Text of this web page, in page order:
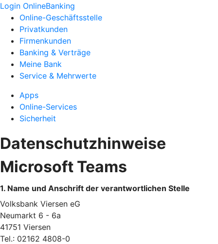
Login OnlineBanking
Online-Geschäftsstelle
Privatkunden
Firmenkunden
Banking & Verträge
Meine Bank
Service & Mehrwerte
Apps
Online-Services
Sicherheit
Datenschutzhinweise
Microsoft Teams
1. Name und Anschrift der verantwortlichen Stelle
Volksbank Viersen eG
Neumarkt 6 - 6a
41751 Viersen
Tel.: 02162 4808-0